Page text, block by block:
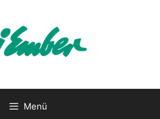
Menü